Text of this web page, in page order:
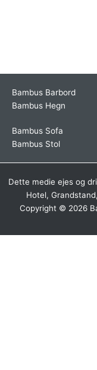
Bambus Barbord
Bambus Hegn
Bambus Sofa
Bambus Stol
Dette medie ejes og
Hotel,
Copyright © 2026